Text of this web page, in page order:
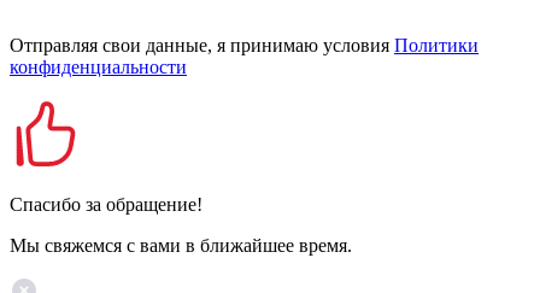
Отправляя свои данные, я принимаю условия Политики
конфиденциальности
Спасибо за обращение!
Мы свяжемся с вами в ближайшее время.